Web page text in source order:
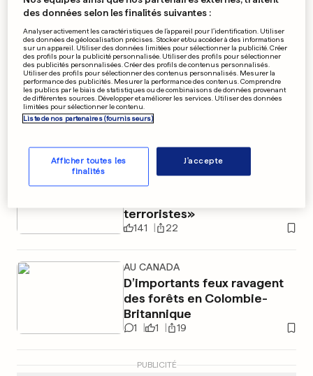
AU LUXEMBOURG
Près de 20 000 salariés sont en
congé collectif
VENUES D'IRAN
Israël avertit la France de
terroristes»
141 22
AU CANADA
D’importants feux ravagent
des forêts en Colombie-
Britannique
1 1 19
PUBLICITÉ
des données selon les finalités suivantes :
Analyser activement les caractéristiques de l’appareil pour l’identification. Utiliser
des données de géolocalisation précises. Stocker et/ou accéder à des informations
sur un appareil. Utiliser des données limitées pour sélectionner la publicité. Créer
des profils pour la publicité personnalisée. Utiliser des profils pour sélectionner
des publicités personnalisées. Créer des profils de contenus personnalisés.
Utiliser des profils pour sélectionner des contenus personnalisés. Mesurer la
performance des publicités. Mesurer la performance des contenus. Comprendre
les publics par le biais de statistiques ou de combinaisons de données provenant
de différentes sources. Développer et améliorer les services. Utiliser des données
limitées pour sélectionner le contenu.
Liste de nos partenaires (fournisseurs)
Afficher toutes les
finalités
J'accepte